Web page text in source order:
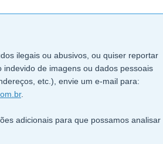
ilegais ou abusivos, ou quiser reportar
de imagens ou dados pessoais
etc.), envie um e-mail para:
.
adicionais para que possamos analisar